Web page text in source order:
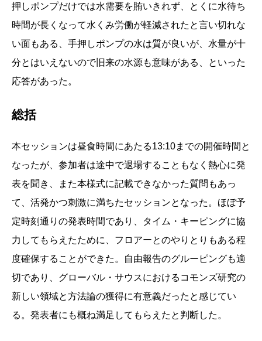
押しポンプだけでは水需要を賄いきれず、とくに水待ち
時間が長くなって水くみ労働が軽減されたと言い切れな
い面もある、手押しポンプの水は質が良いが、水量が十
分とはいえないので旧来の水源も意味がある、といった
応答があった。
総括
本セッションは昼食時間にあたる13:10までの開催時間と
なったが、参加者は途中で退場することもなく熱心に発
表を聞き、また本様式に記載できなかった質問もあっ
て、活発かつ刺激に満ちたセッションとなった。ほぼ予
定時刻通りの発表時間であり、タイム・キーピングに協
力してもらえたために、フロアーとのやりとりもある程
度確保することができた。自由報告のグルーピングも適
切であり、グローバル・サウスにおけるコモンズ研究の
新しい領域と方法論の獲得に有意義だったと感じてい
る。発表者にも概ね満足してもらえたと判断した。